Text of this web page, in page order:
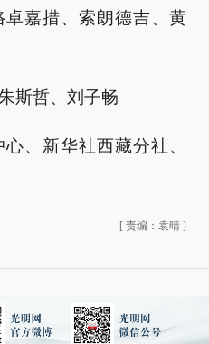
嘉措、索朗德吉、黄
斯哲、刘子畅
、新华社西藏分社、
[ 责编：袁晴 ]